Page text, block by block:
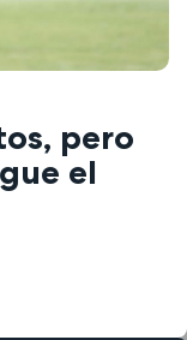
pero
el